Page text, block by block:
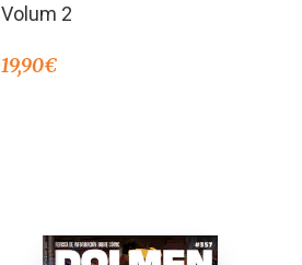
Volum 2
19,90€